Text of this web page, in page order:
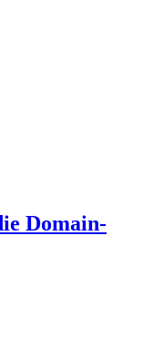
Domain-